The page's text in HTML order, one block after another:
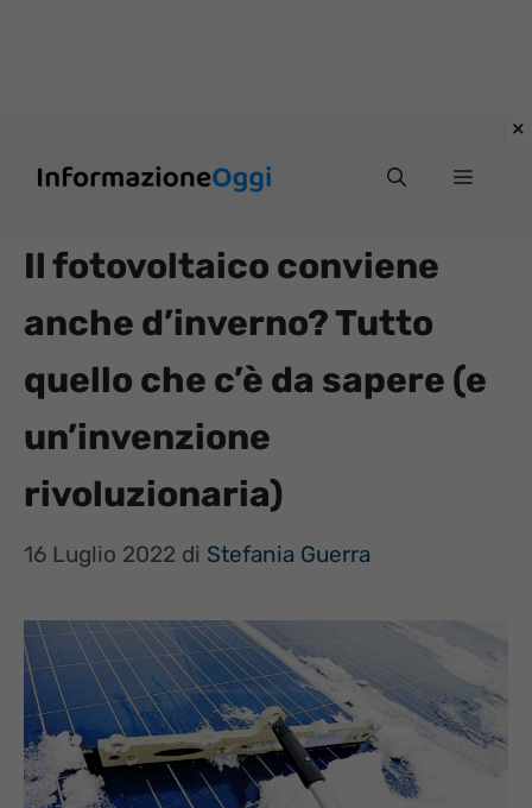
Menu
Il fotovoltaico conviene
anche d’inverno? Tutto
quello che c’è da sapere (e
un’invenzione
rivoluzionaria)
16 Luglio 2022 di Stefania Guerra